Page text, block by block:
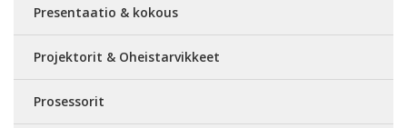
Presentaatio & kokous
Projektorit & Oheistarvikkeet
Prosessorit